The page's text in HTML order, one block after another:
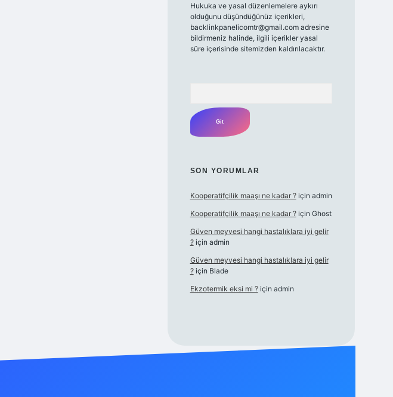
Hukuka ve yasal düzenlemelere aykırı
olduğunu düşündüğünüz içerikleri,
backlinkpanelicomtr@gmail.comadresine
bildirmeniz halinde, ilgili içerikler yasal
süre içerisinde sitemizden kaldırılacaktır.
SON YORUMLAR
Kooperatifçilik maaşı ne kadar ?için admin
Kooperatifçilik maaşı ne kadar ?için Ghost
Güven meyvesi hangi hastalıklara iyi gelir
?için admin
Güven meyvesi hangi hastalıklara iyi gelir
?için Blade
Ekzotermik eksi mi ?için admin